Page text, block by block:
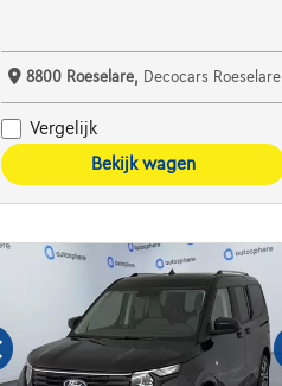
8800 Roeselare, Decocars Roeselare
Vergelijk
Bekijk wagen